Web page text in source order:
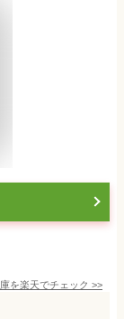
を楽天でチェック >>